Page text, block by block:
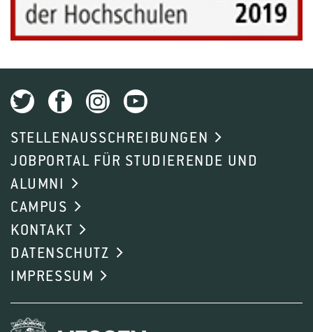
STELLENAUSSCHREIBUNGEN
JOBPORTAL FÜR STUDIERENDE UND
ALUMNI
CAMPUS
KONTAKT
DATENSCHUTZ
IMPRESSUM